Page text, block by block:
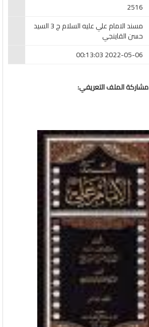
2516
مسند الامام علي عليه السلام ج 3 السيد
حسن القاينجي
2022-05-06 00:13:03
مشاركة الملف التعريفي: